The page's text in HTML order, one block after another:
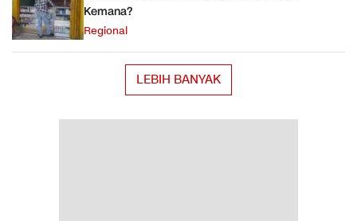
Kemana?
Regional
LEBIH BANYAK